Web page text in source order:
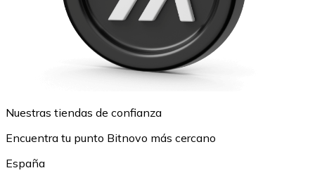
Nuestras tiendas de confianza
Encuentra tu punto Bitnovo más cercano
España